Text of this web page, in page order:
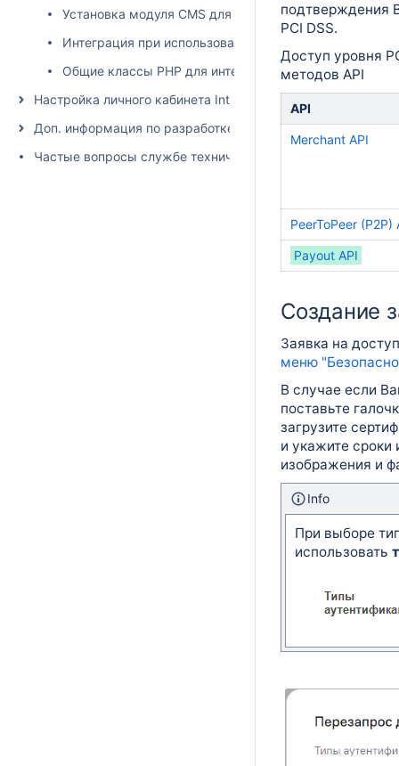
Установка модуля CMS для физических лиц
Интеграция при использовании стороннего сервиса
Общие классы PHP для интеграции
Настройка личного кабинета IntellectMoney для интеграции
Доп. информация по разработке и тестированию
Частые вопросы службе технической поддержки
подтверждения
PCI DSS.
Доступ уровня
методов API
API
Merchant API
PeerToPeer (P2P)
Payout API
Создание
Заявка на
меню
В случае если
поставьте
загрузите
и укажите
изображения и
Info
При выборе
использовать